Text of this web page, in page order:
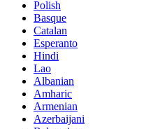
Polish
Basque
Catalan
Esperanto
Hindi
Lao
Albanian
Amharic
Armenian
Azerbaijani